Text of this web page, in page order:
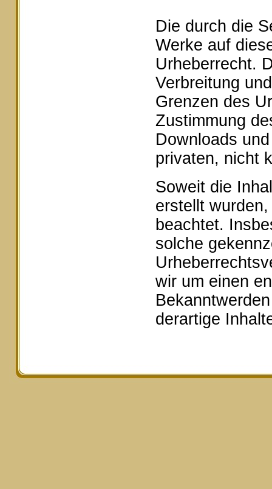
Die durch die
Werke auf
Urheberrecht.
Verbreitung
Grenzen des
Zustimmung
Downloads
privaten, nicht
Soweit die
erstellt
beachtet.
solche
wir um einen
derartige